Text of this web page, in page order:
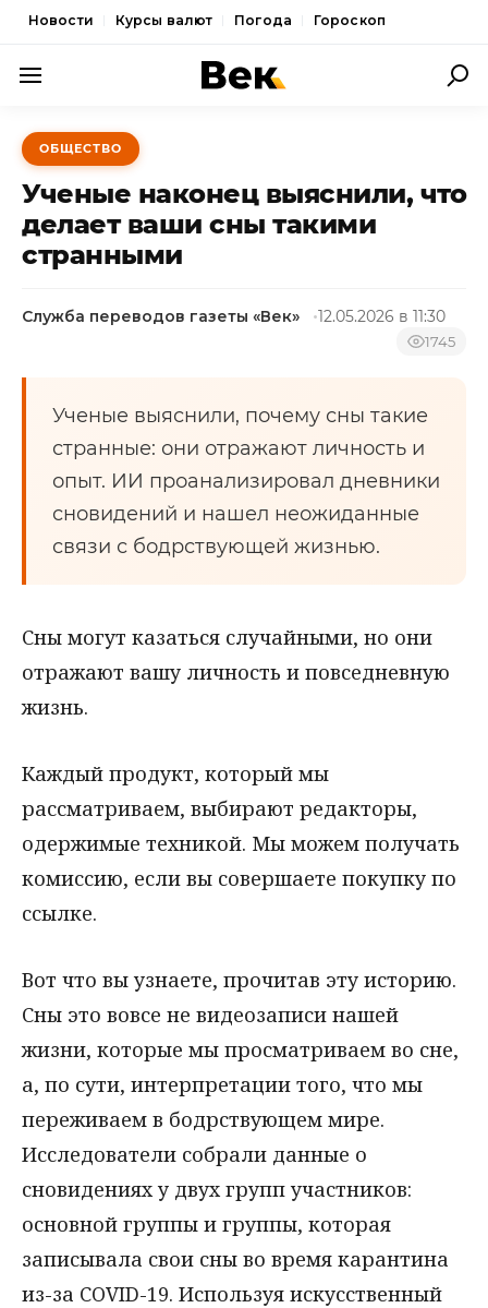
Новости Курсы валют Погода Гороскоп
ПОЛИТИКА
ЭКОНОМИКА
ОБЩЕСТВО
СПОРТ
ОБЩЕСТВО
Ученые наконец выяснили, что
делает ваши сны такими
странными
Служба переводов газеты «Век» 12.05.2026 в 11:30
1745
Ученые выяснили, почему сны такие
странные: они отражают личность и
опыт. ИИ проанализировал дневники
сновидений и нашел неожиданные
связи с бодрствующей жизнью.
Сны могут казаться случайными, но они
отражают вашу личность и повседневную
жизнь.
Каждый продукт, который мы
рассматриваем, выбирают редакторы,
одержимые техникой. Мы можем получать
комиссию, если вы совершаете покупку по
ссылке.
Вот что вы узнаете, прочитав эту историю.
Сны это вовсе не видеозаписи нашей
жизни, которые мы просматриваем во сне,
а, по сути, интерпретации того, что мы
переживаем в бодрствующем мире.
Исследователи собрали данные о
сновидениях у двух групп участников:
основной группы и группы, которая
записывала свои сны во время карантина
из-за COVID-19. Используя искусственный